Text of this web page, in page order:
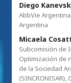
Diego
AbbVie
Argentina
Micaela
Subcomisión de
Optimización de
de la Sociedad